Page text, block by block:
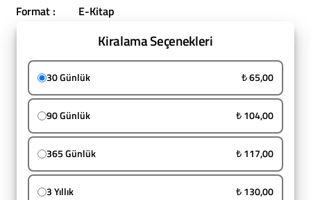
Format :
E-Kitap
Kiralama Seçenekleri
30 Günlük ₺ 65,00
90 Günlük ₺ 104,00
365 Günlük ₺ 117,00
3 Yıllık ₺ 130,00